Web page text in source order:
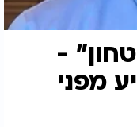
-
מפני